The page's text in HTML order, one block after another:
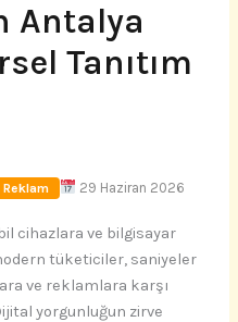
Antalya
Tanıtım
Reklam 29 Haziran 2026
cihazlara ve bilgisayar
tüketiciler, saniyeler
ve reklamlara karşı
yorgunluğun zirve